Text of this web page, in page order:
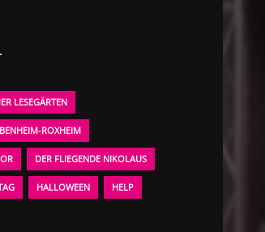
LESEGÄRTEN
ROXHEIM
DER FLIEGENDE NIKOLAUS
HALLOWEEN HELP